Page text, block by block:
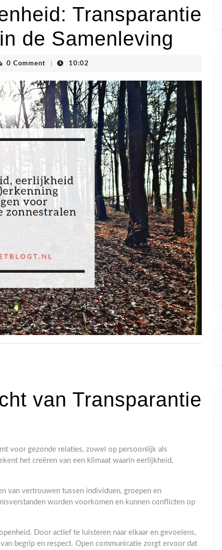
Transparantie
de Samenleving
0 Comment 10:02
van Transparantie
voor gezonde relaties, zowel op persoonlijk als
het creëren van een klimaat waarin eerlijkheid,
van vertrouwen tussen individuen, groepen en
worden voorkomen en kunnen conflicten op
Door actief te luisteren naar elkaar en gevoelens,
begrip en respect. Open communicatie zorgt ervoor dat